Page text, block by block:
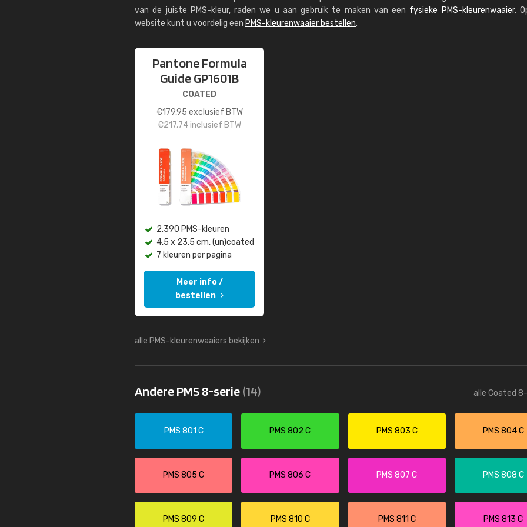
van de juiste PMS-kleur, raden we u aan gebruik te maken van een fysieke PMS-kleurenwaaier.
website kunt u voordelig een PMS-kleurenwaaier bestellen.
Pantone Formula
Guide GP1601B
COATED
€179,95 exclusief BTW
€217,74inclusief BTW
2.390 PMS-kleuren
4,5 x 23,5 cm, (un)coated
7 kleuren per pagina
Meer info /
bestellen
alle PMS-kleurenwaaiers bekijken
Andere PMS 8-serie(14) alle Coated
PMS 801 C PMS 802 C PMS 803 C PMS 804 C
PMS 805 C PMS 806 C PMS 807 C PMS 808 C
PMS 809 C PMS 810 C PMS 811 C PMS 813 C